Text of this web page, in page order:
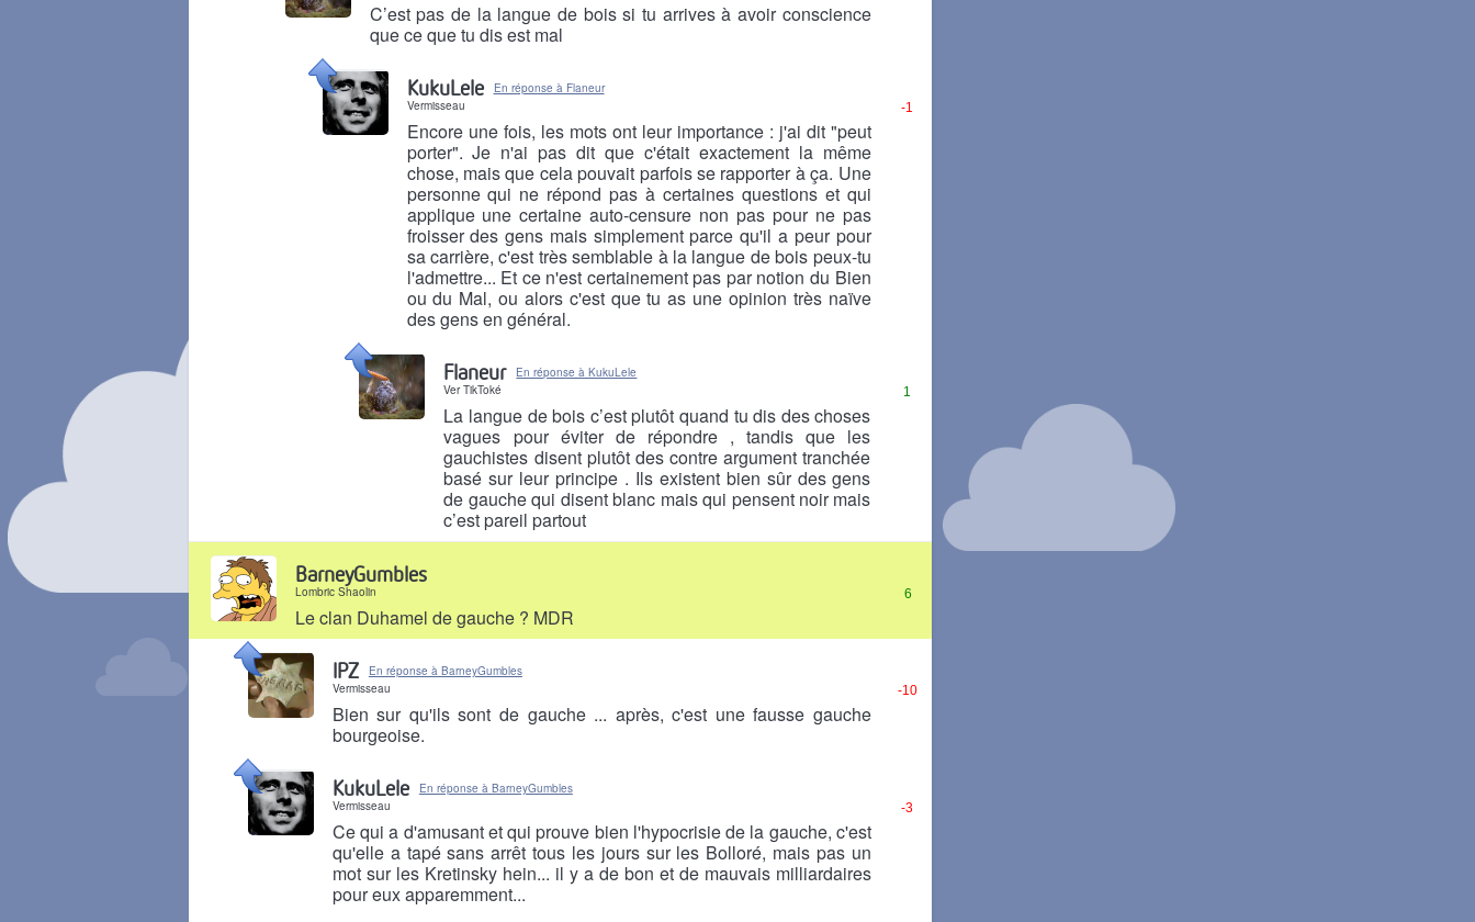
C’est pas de la langue de bois si tu arrives à avoir conscience
que ce que tu dis est mal
Il y a 8 mois
-1
KukuLele
En réponse à Flaneur
Vermisseau
Encore une fois, les mots ont leur importance : j'ai dit "peut
porter". Je n'ai pas dit que c'était exactement la même
chose, mais que cela pouvait parfois se rapporter à ça. Une
personne qui ne répond pas à certaines questions et qui
applique une certaine auto-censure non pas pour ne pas
froisser des gens mais simplement parce qu'il a peur pour
sa carrière, c'est très semblable à la langue de bois peux-tu
l'admettre... Et ce n'est certainement pas par notion du Bien
ou du Mal, ou alors c'est que tu as une opinion très naïve
des gens en général.
Il y a 8 mois
1
Flaneur
En réponse à KukuLele
Ver TikToké
La langue de bois c’est plutôt quand tu dis des choses
vagues pour éviter de répondre , tandis que les
gauchistes disent plutôt des contre argument tranchée
basé sur leur principe . Ils existent bien sûr des gens
de gauche qui disent blanc mais qui pensent noir mais
c’est pareil partout
6
BarneyGumbles
Lombric Shaolin
Le clan Duhamel de gauche ? MDR
Il y a 8 mois
-10
IPZ
En réponse à BarneyGumbles
Vermisseau
Bien sur qu'ils sont de gauche ... après, c'est une fausse gauche
bourgeoise.
Il y a 8 mois
-3
KukuLele
En réponse à BarneyGumbles
Vermisseau
Ce qui a d'amusant et qui prouve bien l'hypocrisie de la gauche, c'est
qu'elle a tapé sans arrêt tous les jours sur les Bolloré, mais pas un
mot sur les Kretinsky hein... il y a de bon et de mauvais milliardaires
pour eux apparemment...